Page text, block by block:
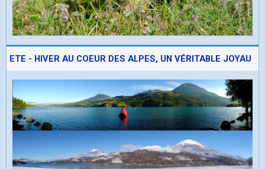
ETE - HIVER AU COEUR DES ALPES, UN VÉRITABLE JOYAU